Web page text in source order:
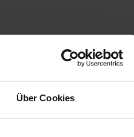
Über Cookies